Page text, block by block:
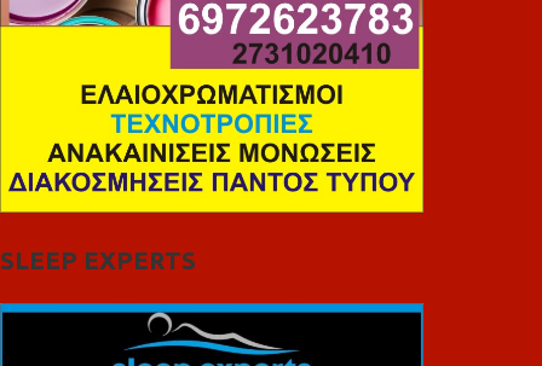
SLEEP EXPERTS